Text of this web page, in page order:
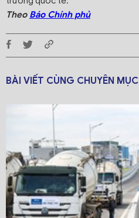
Theo Báo Chính phủ
BÀI VIẾT CÙNG CHUYÊN MỤC